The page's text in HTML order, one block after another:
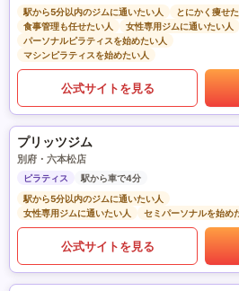
駅から5分以内のジムに通いたい人
とにかく痩せ
食事管理も任せたい人
女性専用ジムに通いたい人
パーソナルピラティスを始めたい人
マシンピラティスを始めたい人
公式サイトを見る
プリッツジム
別府・六本松店
ピラティス
駅から車で4分
駅から5分以内のジムに通いたい人
女性専用ジムに通いたい人
セミパーソナルを始め
公式サイトを見る